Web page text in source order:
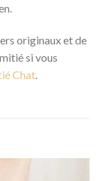
originaux et de
si vous
Chat